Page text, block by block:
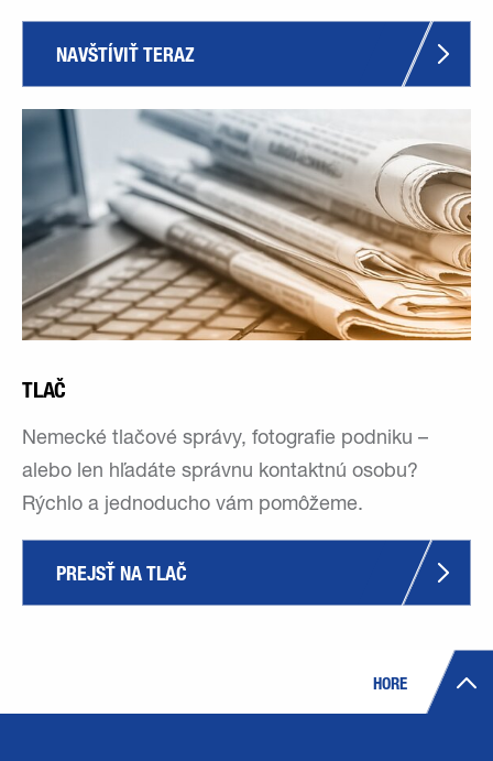
NAVŠTÍVIŤ TERAZ
TLAČ
Nemecké tlačové správy, fotografie podniku –
alebo len hľadáte správnu kontaktnú osobu?
Rýchlo a jednoducho vám pomôžeme.
PREJSŤ NA TLAČ
HORE